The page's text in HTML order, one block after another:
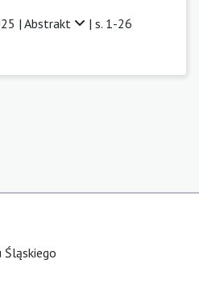
| Abstrakt | s. 1-26